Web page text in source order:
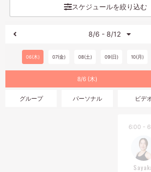
前月２０日１２時に公開いたします。
レッスン開始の10分前まで可能
【キャンセルについて】
レッスン開始の1時間前までマイページより
※キャンセル期限が過ぎたご予約は、システ
※キャンセルは、画面下の[予定管理]より行
・チェックインは、１階フロントタブレット
の５分前までにお願いいたします。更衣室
レッスン開始後の入室はお断りさせていた
スケジュールを絞り込む
8/6 - 8/12
06(木) 07(金) 08(土) 09(日) 10(月)
8/6 (木)
グループ パーソナル ビデ
6:00 -